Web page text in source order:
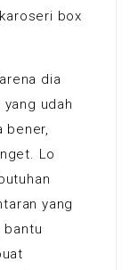
box
dia
udah
bener,
Lo
yang
bantu